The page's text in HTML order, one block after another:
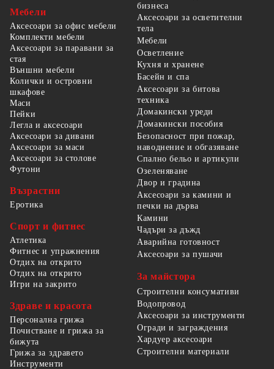
Мебели
Аксесоари за офис мебели
Комплекти мебели
Аксесоари за паравани за
стая
Външни мебели
Колички и островни
шкафове
Маси
Пейки
Легла и аксесоари
Аксесоари за дивани
Аксесоари за маси
Аксесоари за столове
Футони
Възрастни
Еротика
Спорт и фитнес
Атлетика
Фитнес и упражнения
Отдих на открито
Отдих на открито
Игри на закрито
Здраве и красота
Персонална грижа
Почистване и грижа за
бижута
Грижа за здравето
бизнеса
Аксесоари за осветителни
тела
Мебели
Осветление
Кухня и хранене
Басейн и спа
Аксесоари за битова
техника
Домакински уреди
Домакински пособия
Безопасност при пожар,
наводнение и обгазяване
Спално бельо и артикули
Озеленяване
Двор и градина
Аксесоари за камини и
печки на дърва
Камини
Чадъри за дъжд
Аварийна готовност
Аксесоари за пушачи
За майстора
Строителни консумативи
Водопровод
Аксесоари за инструменти
Огради и заграждения
Хардуер аксесоари
Строителни материали
Инструменти